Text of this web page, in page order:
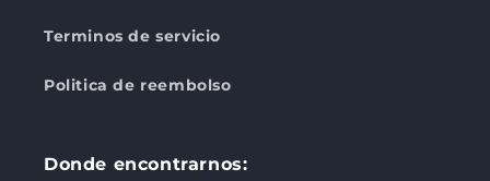
Terminos de servicio
Politica de reembolso
Donde encontrarnos: